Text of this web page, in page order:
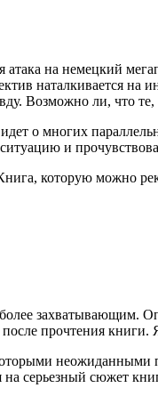
на немецкий
наталкивается на
Возможно ли, что те,
о многих
и
которую можно
захватывающим.
прочтения
серьезный сюжет